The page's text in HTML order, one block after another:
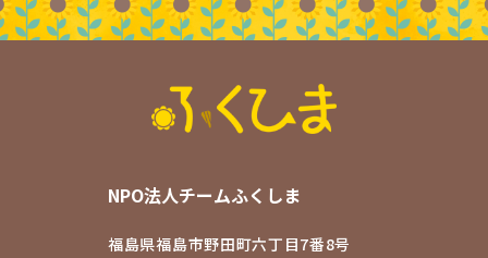
NPO法人チームふくしま
福島県福島市野田町六丁目7番8号